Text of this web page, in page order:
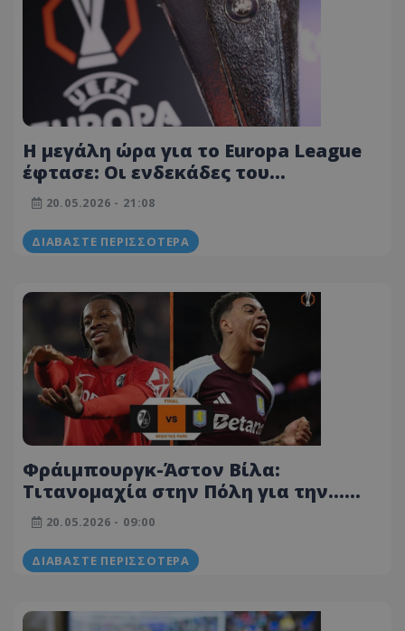
Η μεγάλη ώρα για το Europa League
έφτασε: Οι ενδεκάδες του
Φράιμπουργκ-Άστον Βίλα
20.05.2026 - 21:08
ΔΙΑΒΆΣΤΕ ΠΕΡΙΣΣΌΤΕΡΑ
Φράιμπουργκ-Άστον Βίλα:
Τιτανομαχία στην Πόλη για την...
πρώτη ευρωπαϊκή ΚΟΥΠΑ της σεζόν!
20.05.2026 - 09:00
ΔΙΑΒΆΣΤΕ ΠΕΡΙΣΣΌΤΕΡΑ